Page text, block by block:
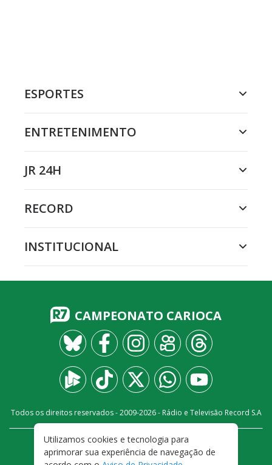
ESPORTES
ENTRETENIMENTO
JR 24H
RECORD
INSTITUCIONAL
CAMPEONATO CARIOCA
Todos os direitos reservados - 2009-2026- Rádio e Televisão Record S.A
FALE CONOSCO
PRIVACIDADE
TERMOS E CONDIÇÕES DE USO
Utilizamos cookies e tecnologia para
aprimorar sua experiência de navegação de